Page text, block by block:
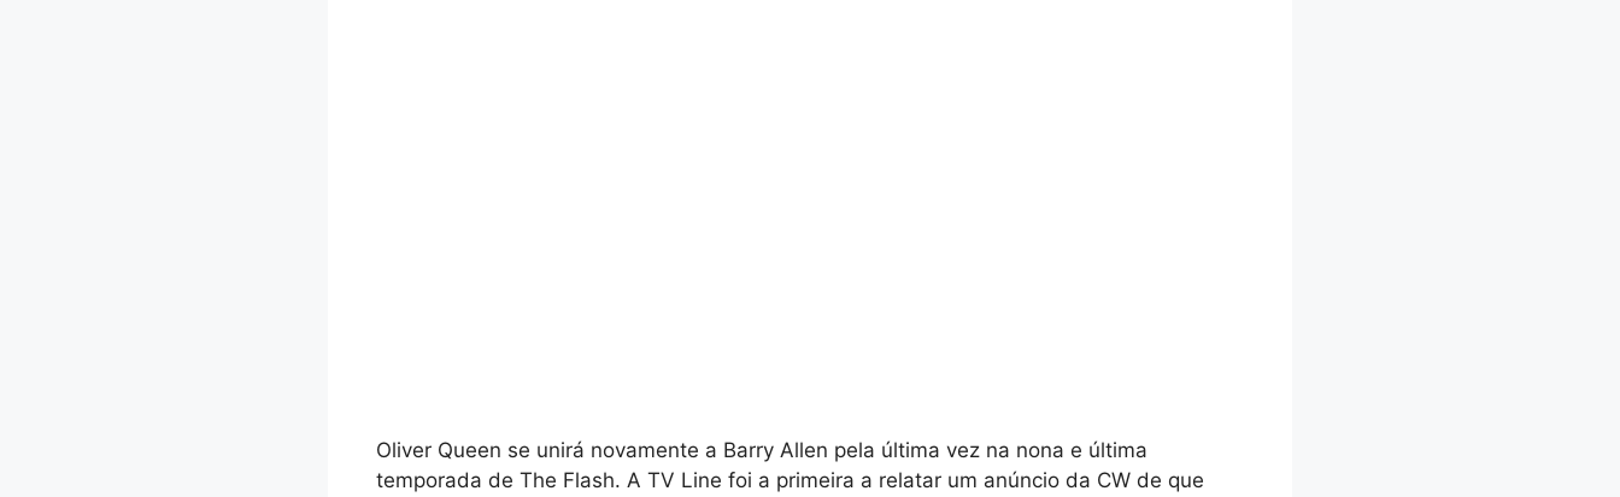
Oliver Queen se unirá novamente a Barry Allen pela última vez na nona e última
temporada de The Flash. A TV Line foi a primeira a relatar um anúncio da CW de que